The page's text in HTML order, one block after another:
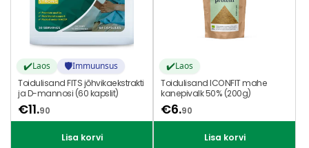
✔️Laos 🛡️Immuunsus
Toidulisand FITS jõhvikaekstrakti
ja D-mannosi (60 kapslit)
€11.90
Lisa korvi
✔️Laos
Toidulisand ICONFIT mahe
kanepivalk 50% (200g)
€6.90
Lisa korvi